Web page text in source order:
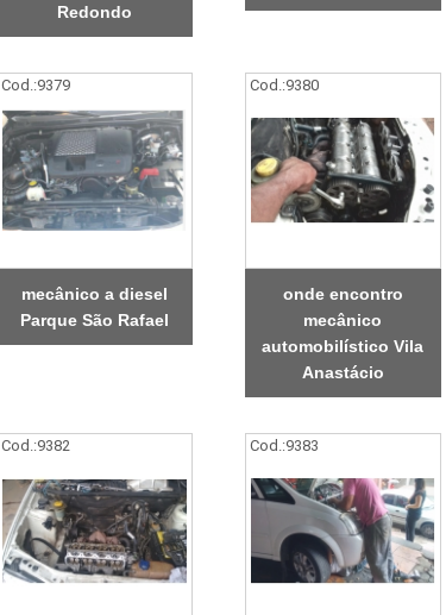
Redondo
Cod.:9379
mecânico a diesel
Parque São Rafael
Cod.:9380
onde encontro
mecânico
automobilístico Vila
Anastácio
Cod.:9382 Cod.:9383